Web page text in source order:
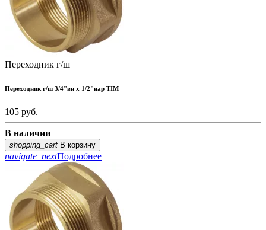
Переходник г/ш
Переходник г/ш 3/4"вн х 1/2"нар TIM
105 руб.
В наличии
shopping_cart В корзину
navigate_nextПодробнее